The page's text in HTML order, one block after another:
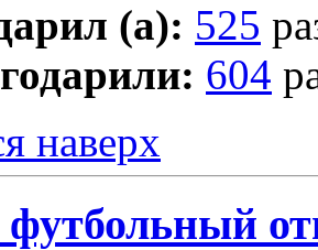
(а): 525
604
наверх